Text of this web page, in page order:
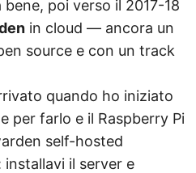
poi verso il 2017-18
in cloud — ancora un
source e con un track
quando ho iniziato
per farlo e il Raspberry Pi
self-hosted
installavi il server e